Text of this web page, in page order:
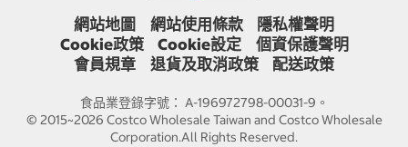
網站地圖 網站使用條款
隱私權聲明
Cookie政策
Cookie設定
個資保護聲明
會員規章
退貨及取消政策 配送政策
食品業登錄字號： A-196972798-00031-9。
© 2015~2026 Costco Wholesale Taiwan and Costco Wholesale
Corporation.All Rights Reserved.